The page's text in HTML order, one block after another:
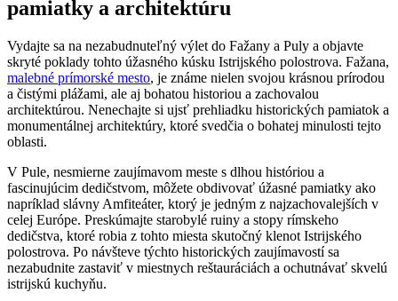
pamiatky a architektúru
Vydajte sa na nezabudnuteľný výlet do Fažany a Puly a objavte
skryté poklady tohto úžasného kúsku Istrijského polostrova. Fažana,
malebné prímorské mesto, je známe nielen svojou krásnou prírodou
a čistými plážami, ale aj bohatou historiou a zachovalou
architektúrou. Nenechajte si ujsť prehliadku historických pamiatok a
monumentálnej architektúry, ktoré svedčia o bohatej minulosti tejto
oblasti.
V Pule, nesmierne zaujímavom meste s dlhou históriou a
fascinujúcim dedičstvom, môžete obdivovať úžasné pamiatky ako
napríklad slávny Amfiteáter, ktorý je jedným z najzachovalejších v
celej Európe. Preskúmajte starobylé ruiny a stopy rímskeho
dedičstva, ktoré robia z tohto miesta skutočný klenot Istrijského
polostrova. Po návšteve týchto historických zaujímavostí sa
nezabudnite zastaviť v miestnych reštauráciách a ochutnávať skvelú
istrijskú kuchyňu.